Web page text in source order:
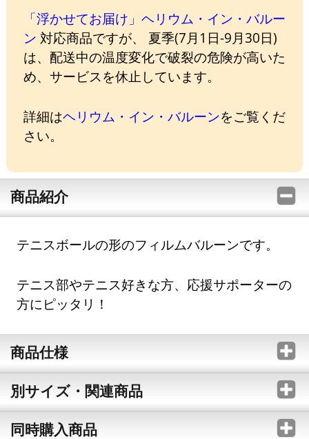
「浮かせてお届け」ヘリウム・イン・バルー
ン 対応商品ですが、 夏季(7月1日-9月30日)
は、配送中の温度変化で破裂の危険が高いた
め、サービスを休止しています。
詳細はヘリウム・イン・バルーンをご覧くだ
さい。
商品紹介
テニスボールの形のフィルムバルーンです。
テニス部やテニス好きな方、応援サポーターの
方にピッタリ！
商品仕様
別サイズ・関連商品
同時購入商品